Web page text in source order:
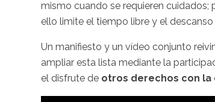
mismo cuando se requieren
ello limite el tiempo libre y el
Un manifiesto y un vídeo conjunto
ampliar esta lista mediante la
el disfrute de otros derechos con